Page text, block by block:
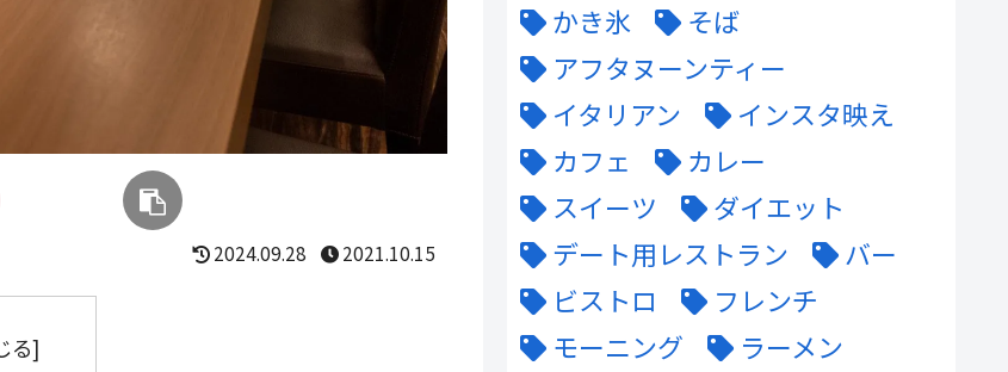
2024.09.28 2021.10.15
かき氷
そば
アフタヌーンティー
イタリアン
インスタ映え
カフェ
カレー
スイーツ
ダイエット
デート用レストラン
バー
ビストロ
フレンチ
モーニング
ラーメン